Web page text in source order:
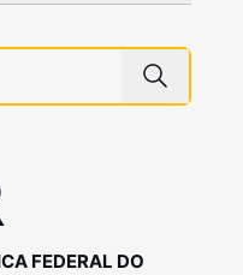
FEDERAL DO